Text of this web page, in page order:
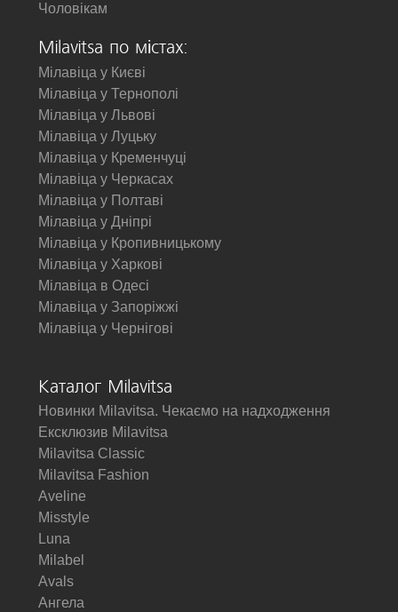
Чоловікам
Milavitsa по містах:
Мілавіца у Києві
Мілавіца у Тернополі
Мілавіца у Львові
Мілавіца у Луцьку
Мілавіца у Кременчуці
Мілавіца у Черкасах
Мілавіца у Полтаві
Мілавіца у Дніпрі
Мілавіца у Кропивницькому
Мілавіца у Харкові
Мілавіца в Одесі
Мілавіца у Запоріжжі
Мілавіца у Чернігові
Каталог Milavitsa
Новинки Milavitsa. Чекаємо на надходження
Ексклюзив Milavitsa
Milavitsa Classic
Milavitsa Fashion
Aveline
Misstyle
Luna
Milabel
Avals
Ангела